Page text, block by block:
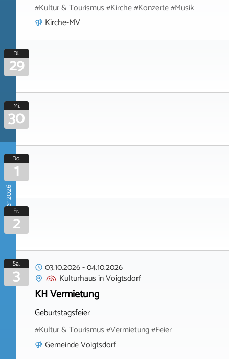
#Kultur & Tourismus #Kirche #Konzerte #Musik
Kirche-MV
Di.
29
Mi.
30
Oktober 2026
Do.
1
Fr.
2
Sa.
3 03.10.2026-04.10.2026
Kulturhaus inVoigtsdorf
KH Vermietung
Geburtstagsfeier
#Kultur & Tourismus #Vermietung #Feier
Gemeinde Voigtsdorf